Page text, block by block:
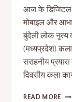
आज के डिजिटल
मोबाइल और
बुंदेली लोक नृत्य
(मध्यप्रदेश)
सराहनीय प्रयास
दिवसीय कला
READ MORE